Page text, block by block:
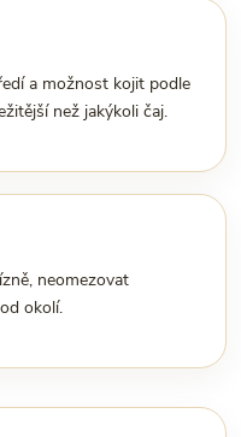
a možnost kojit podle
než jakýkoli čaj.
neomezovat
okolí.